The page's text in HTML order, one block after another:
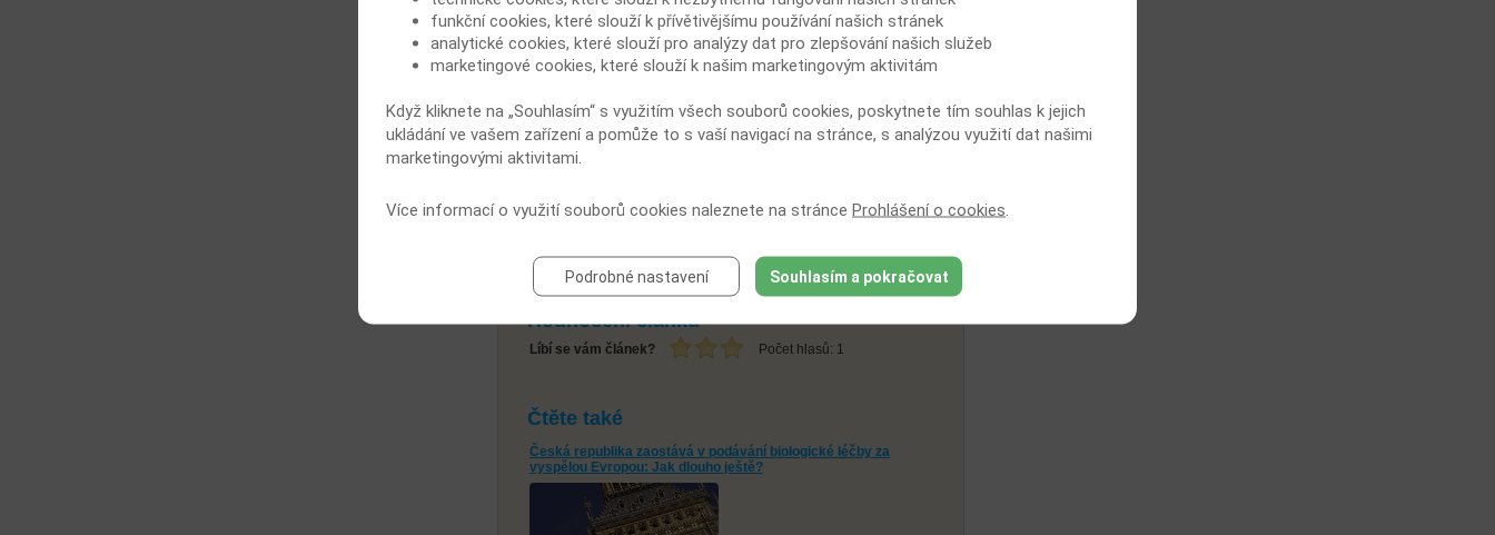
především látky namířené proti TNF-α (tumor-nekrotizujícímu
faktoru alfa). Ve studiích se ukázaly být o něco lepší monoklonální
protilátky proti TNF-α (infliximab, adalimumab) v porovnání se
solubilním receptorem pro TNF (etanarcept). Tyto léky dokážou
lupénky a i kostní hmota na tuto terapii reaguje pozitivně. Ovlivnění
těchto komplikací může rapidně zvýšit kvalitu života jedinců
postižených bechtěrevem.
Zdroje:
Další článek
Hodnocení článku
Líbí se vám článek? Počet hlasů: 1
Čtěte také
Česká republika zaostává v podávání biologické léčby za
vyspělou Evropou: Jak dlouho ještě?
funkční cookies, které slouží k přívětivějšímu používání našich stránek
analytické cookies, které slouží pro analýzy dat pro zlepšování našich služeb
marketingové cookies, které slouží k našim marketingovým aktivitám
Když kliknete na „Souhlasím“ s využitím všech souborů cookies, poskytnete tím souhlas k jejich
ukládání ve vašem zařízení a pomůže to s vaší navigací na stránce, s analýzou využití dat našimi
marketingovými aktivitami.
Více informací o využití souborů cookies naleznete na stránce Prohlášení o cookies
Podrobné nastavení Souhlasím a pokračovat